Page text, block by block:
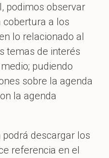
podimos observar
cobertura a los
lo relacionado al
temas de interés
pudiendo
sobre la agenda
la agenda
descargar los
referencia en el